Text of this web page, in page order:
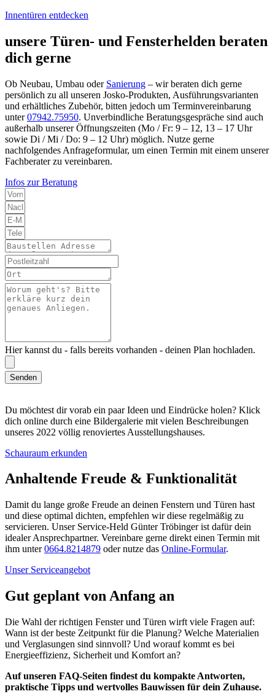
Innentüren entdecken
unsere Türen- und Fensterhelden beraten
dich gerne
Ob Neubau, Umbau oder Sanierung – wir beraten dich gerne
persönlich zu all unseren Josko-Produkten, Ausführungsvarianten
und erhältliches Zubehör, bitten jedoch um Terminvereinbarung
unter07942.75950. Unverbindliche Beratungsgespräche sind auch
außerhalb unserer Öffnungszeiten (Mo / Fr: 9 – 12, 13 – 17 Uhr
sowie Di / Mi / Do: 9 – 12 Uhr) möglich. Nutze gerne
nachfolgendes Anfrageformular, um einen Termin mit einem unserer
Fachberater zu vereinbaren.
Infos zur Beratung
Hier kannst du - falls bereits vorhanden - deinen Plan hochladen.
Senden
Du möchtest dir vorab ein paar Ideen und Eindrücke holen? Klick
dich online durch eine Bildergalerie mit vielen Beschreibungen
unseres 2022 völlig renoviertes Ausstellungshauses.
Schauraum erkunden
Anhaltende Freude & Funktionalität
Damit du lange große Freude an deinen Fenstern und Türen hast
und diese optimal dichten, empfehlen wir diese regelmäßig zu
servicieren. Unser Service-Held Günter Tröbinger ist dafür dein
idealer Ansprechpartner. Vereinbare gerne direkt einen Termin mit
ihm unter0664.8214879 oder nutze das Online-Formular.
Unser Serviceangebot
Gut geplant von Anfang an
Die Wahl der richtigen Fenster und Türen wirft viele Fragen auf:
Wann ist der beste Zeitpunkt für die Planung? Welche Materialien
und Verglasungen sind sinnvoll? Und worauf kommt es bei
Energieeffizienz, Sicherheit und Komfort an?
Auf unseren FAQ-Seiten findest du kompakte Antworten,
praktische Tipps und wertvolles Bauwissen für dein Zuhause.